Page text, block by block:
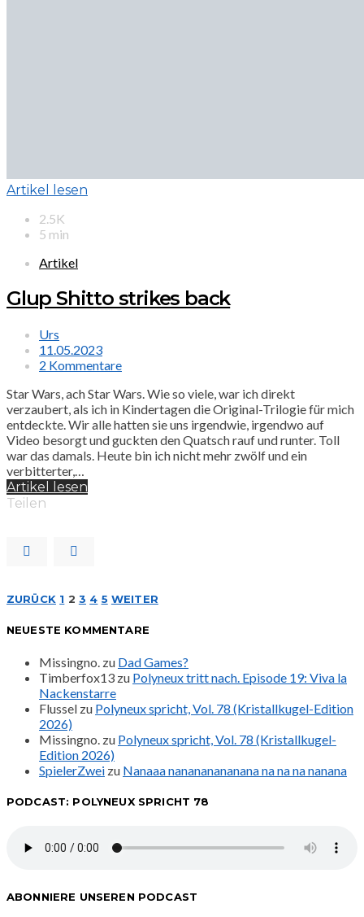
Artikel lesen
2.5K
5 min
Artikel
Glup Shitto strikes back
Urs
11.05.2023
2 Kommentare
Star Wars, ach Star Wars. Wie so viele, war ich direkt
verzaubert, als ich in Kindertagen die Original-Trilogie für mich
entdeckte. Wir alle hatten sie uns irgendwie, irgendwo auf
Video besorgt und guckten den Quatsch rauf und runter. Toll
war das damals. Heute bin ich nicht mehr zwölf und ein
verbitterter,…
Artikel lesen
Teilen
Seitennummerierung
der
Beiträge
ZURÜCK 1 2 3 4 5 WEITER
NEUESTE KOMMENTARE
Missingno. zu Dad Games?
Timberfox13 zu Polyneux tritt nach. Episode 19: Viva la
Nackenstarre
Flussel zu Polyneux spricht, Vol. 78 (Kristallkugel-Edition
2026)
Missingno. zu Polyneux spricht, Vol. 78 (Kristallkugel-
Edition 2026)
SpielerZwei zu Nanaaa nanananananana na na na nanana
PODCAST: POLYNEUX SPRICHT 78
ABONNIERE UNSEREN PODCAST